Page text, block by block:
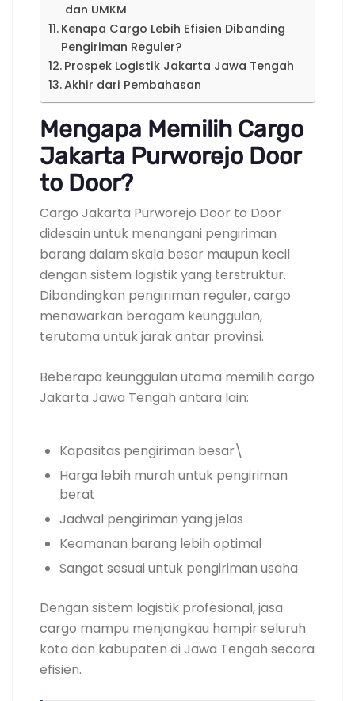
dan UMKM
Kenapa Cargo Lebih Efisien Dibanding
Pengiriman Reguler?
Prospek Logistik Jakarta Jawa Tengah
Akhir dari Pembahasan
Mengapa Memilih Cargo
Jakarta Purworejo Door
to Door?
Cargo Jakarta Purworejo Door to Door
didesain untuk menangani pengiriman
barang dalam skala besar maupun kecil
dengan sistem logistik yang terstruktur.
Dibandingkan pengiriman reguler, cargo
menawarkan beragam keunggulan,
terutama untuk jarak antar provinsi.
Beberapa keunggulan utama memilih cargo
Jakarta Jawa Tengah antara lain:
Kapasitas pengiriman besar\
Harga lebih murah untuk pengiriman
berat
Jadwal pengiriman yang jelas
Keamanan barang lebih optimal
Sangat sesuai untuk pengiriman usaha
Dengan sistem logistik profesional, jasa
cargo mampu menjangkau hampir seluruh
kota dan kabupaten di Jawa Tengah secara
efisien.